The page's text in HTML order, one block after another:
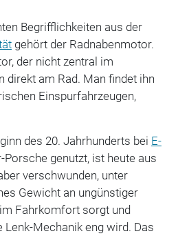
Begrifflichkeiten aus der
gehört der Radnabenmotor.
der nicht zentral im
direkt am Rad. Man findet ihn
Einspurfahrzeugen,
des 20. Jahrhunderts bei E-
genutzt, ist heute aus
verschwunden, unter
Gewicht an ungünstiger
Fahrkomfort sorgt und
Lenk-Mechanik eng wird. Das